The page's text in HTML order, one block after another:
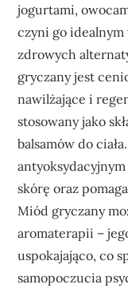
jogurtami,
czyni go idealnym
zdrowych
gryczany jest
nawilżające i
stosowany jako
balsamów do
skórę oraz
Miód gryczany
aromaterapii –
uspokajająco, co
samopoczucia